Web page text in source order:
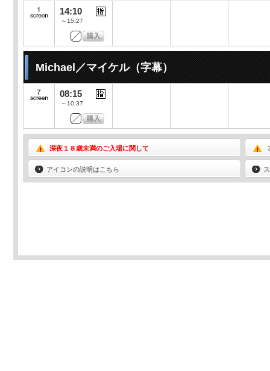
14:10
～15:27
Michael／マイケル（字幕）
08:15
～10:37
深夜１８歳未満のご入場に関して
アイコンの説明はこちら